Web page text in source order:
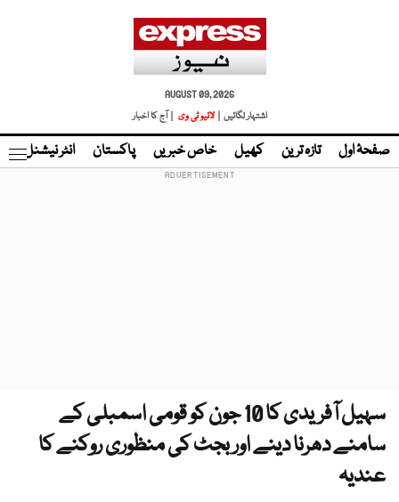
AUGUST 09, 2026
اشتہار لگائیں |
لائیو ٹی وی | آج کا اخبار
صفحۂ اول تازہ ترین کھیل خاص خبریں پاکستان انٹر نیشنل
سہیل آفریدی کا 10 جون کو قومی اسمبلی کے
سامنے دھرنا دینے اور بجٹ کی منظوری روکنے کا
عندیہ